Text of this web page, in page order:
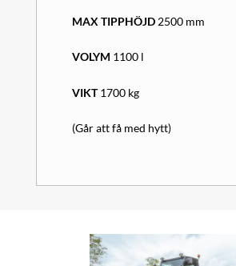
MAX TIPPHÖJD2500 mm
VOLYM 1100 l
VIKT1700 kg
(Går att få med hytt)